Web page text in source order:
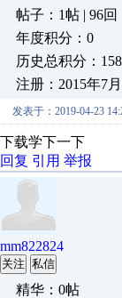
帖子：1帖 | 96回
年度积分：0
历史总积分：158
注册：2015年7月
发表于：2019-04-23
下载学下一下
回复 引用 举报
mm822824
关注 私信
精华：0帖